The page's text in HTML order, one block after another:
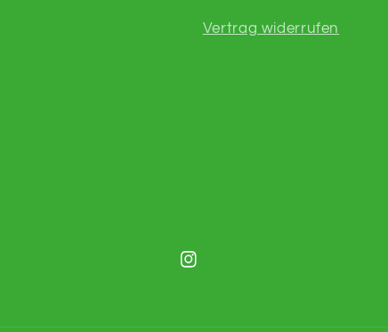
Vertrag widerrufen
Instagram